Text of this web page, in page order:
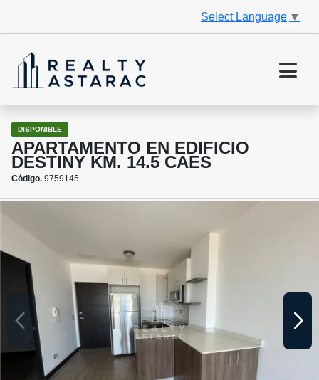
Select Language ▼
DISPONIBLE
APARTAMENTO EN EDIFICIO
DESTINY KM. 14.5 CAES
Código. 9759145